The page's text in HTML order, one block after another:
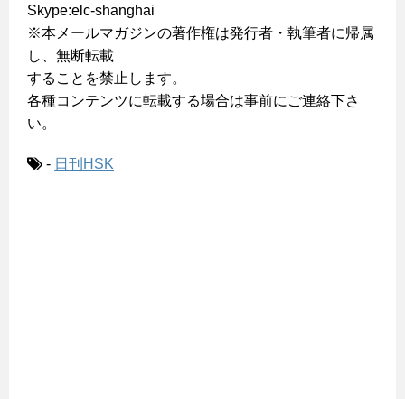
Skype:elc-shanghai
※本メールマガジンの著作権は発行者・執筆者に帰属
し、無断転載
することを禁止します。
各種コンテンツに転載する場合は事前にご連絡下さ
い。
- 日刊HSK